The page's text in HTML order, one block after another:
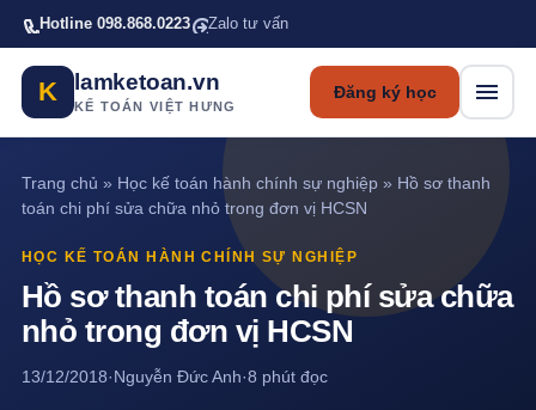
Bỏ qua tới nội dung chính
Hotline 098.868.0223 Zalo tư vấn
K lamketoan.vn
KẾ TOÁN VIỆT HƯNG
Đăng ký học
Trang chủ » Học kế toán hành chính sự nghiệp» Hồ sơ thanh
toán chi phí sửa chữa nhỏ trong đơn vị HCSN
HỌC KẾ TOÁN HÀNH CHÍNH SỰ NGHIỆP
Hồ sơ thanh toán chi phí sửa chữa
nhỏ trong đơn vị HCSN
13/12/2018·Nguyễn Đức Anh·8 phút đọc